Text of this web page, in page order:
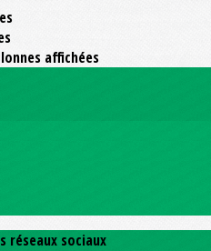
affichées
réseaux sociaux